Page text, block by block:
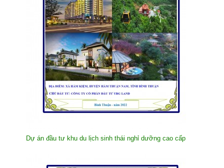
Dự án đầu tư khu du lịch sinh thái nghỉ dưỡng cao cấp